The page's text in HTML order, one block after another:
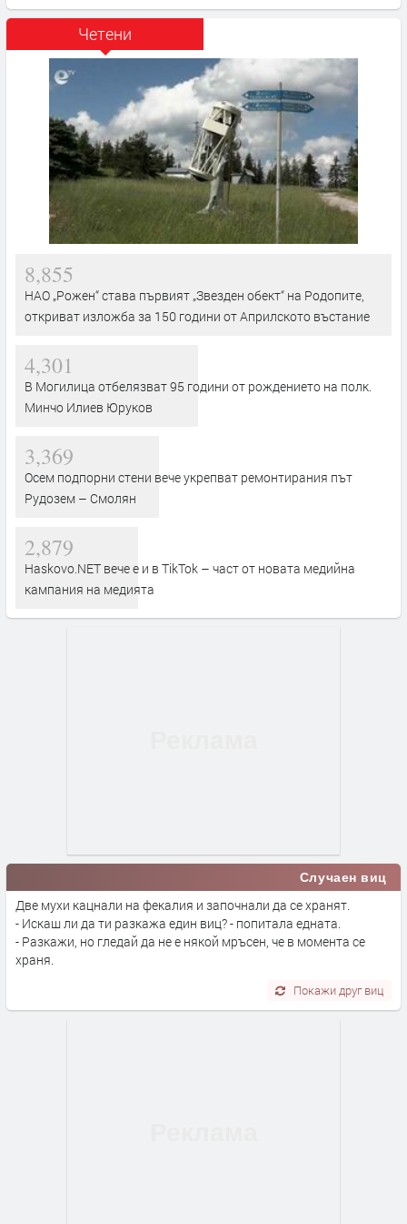
Четени
8,855
НАО „Рожен“ става първият „Звезден обект“ на Родопите,
откриват изложба за 150 години от Априлското въстание
4,301
В Могилица отбелязват 95 години от рождението на полк.
Минчо Илиев Юруков
3,369
Осем подпорни стени вече укрепват ремонтирания път
Рудозем – Смолян
2,879
Haskovo.NET вече е и в TikTok – част от новата медийна
кампания на медията
Случаен виц
Две мухи кацнали на фекалия и започнали да се хранят.
- Искаш ли да ти разкажа един виц? - попитала едната.
- Разкажи, но гледай да не е някой мръсен, че в момента се
храня.
Покажи друг виц